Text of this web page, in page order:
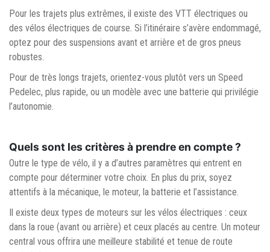
Pour les trajets plus extrêmes, il existe des VTT électriques ou
des vélos électriques de course. Si l’itinéraire s’avère endommagé,
optez pour des suspensions avant et arrière et de gros pneus
robustes.
Pour de très longs trajets, orientez-vous plutôt vers un Speed
Pedelec, plus rapide, ou un modèle avec une batterie qui privilégie
l’autonomie.
Quels sont les critères à prendre en compte ?
Outre le type de vélo, il y a d’autres paramètres qui entrent en
compte pour déterminer votre choix. En plus du prix, soyez
attentifs à la mécanique, le moteur, la batterie et l’assistance.
Il existe deux types de moteurs sur les vélos électriques : ceux
dans la roue (avant ou arrière) et ceux placés au centre. Un moteur
central vous offrira une meilleure stabilité et tenue de route